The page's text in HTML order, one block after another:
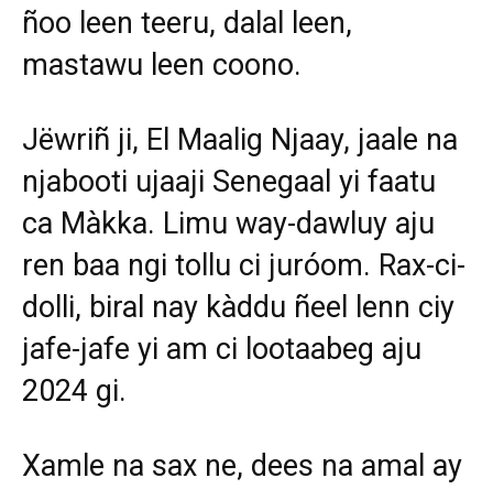
ñoo leen teeru, dalal leen,
mastawu leen coono.
Jëwriñ ji, El Maalig Njaay, jaale na
njabooti ujaaji Senegaal yi faatu
ca Màkka. Limu way-dawluy aju
ren baa ngi tollu ci juróom. Rax-ci-
dolli, biral nay kàddu ñeel lenn ciy
jafe-jafe yi am ci lootaabeg aju
2024 gi.
Xamle na sax ne, dees na amal ay